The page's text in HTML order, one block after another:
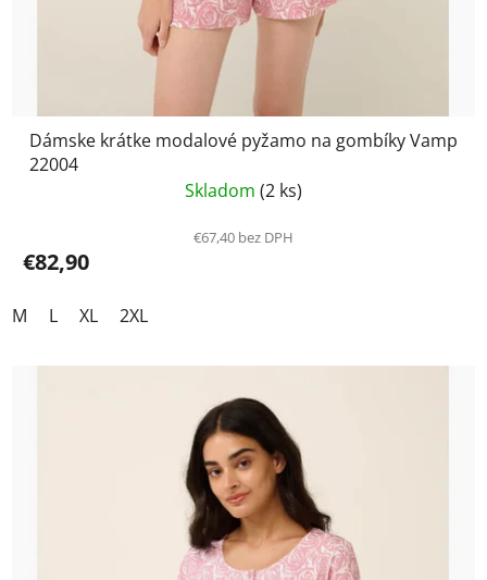
Dámske krátke modalové pyžamo na gombíky Vamp
22004
Skladom (2 ks)
€67,40 bez DPH
€82,90
M L XL 2XL